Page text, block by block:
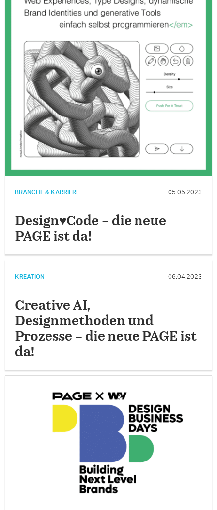
BRANCHE & KARRIERE 05.05.2023
Design♥Code – die neue
PAGE ist da!
KREATION 06.04.2023
Creative AI,
Designmethoden und
Prozesse – die neue PAGE ist
da!